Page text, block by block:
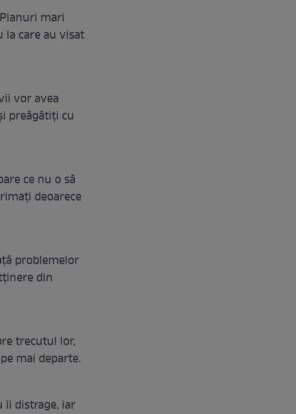
mari
care au visat
vor avea
preăgătiți cu
ce nu o să
deoarece
problemelor
din
trecutul lor,
mai departe.
îi distrage, iar